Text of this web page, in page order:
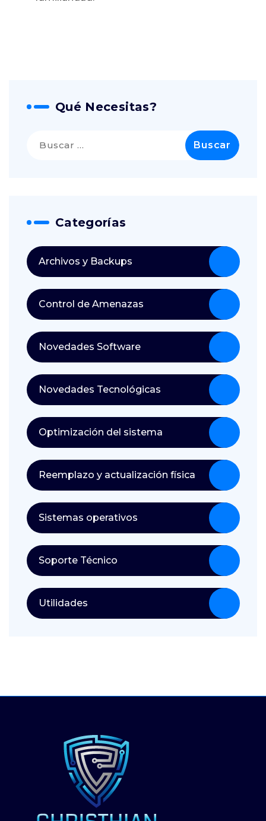
Qué Necesitas?
Categorías
Archivos y Backups
Control de Amenazas
Novedades Software
Novedades Tecnológicas
Optimización del sistema
Reemplazo y actualización física
Sistemas operativos
Soporte Técnico
Utilidades